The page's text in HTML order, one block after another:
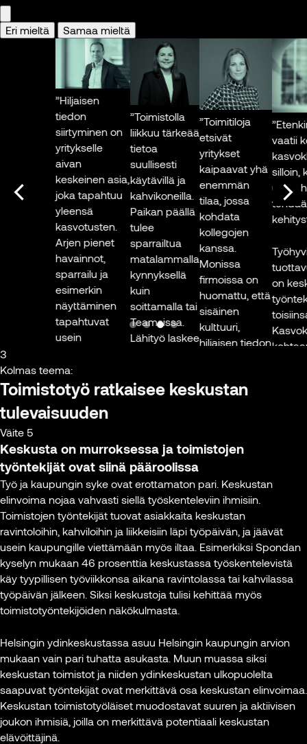
Mikkonen
yrityksen
kasvulle ja
kehitykselle,
että ollaan
myös
yhdessä
työyhteisönä.
Uuden
luomisessa
etenkin
hyödyttää,
että ollaan
yhdessä.”
Juha Äkräs
Johtamisen
asiantuntija,
Executive in
residence,
Aalto-
Kuva: Roni
Henrik
Kuva:
Eri mieltä Samaa mieltä
vaatii
silloin,
uusia
kehitystä.
on
toisiinsa.
Kuva:
”Hiljaisen
tiedon
siirtyminen on
yritykselle
aivan
keskeinen asia,
joka tapahtuu
yleensä
kasvotusten.
Arjen pienet
havainnot,
sparrailu ja
esimerkin
näyttäminen
tapahtuvat
usein
kun ihmiset
työskentelevät
yhdessä. Tämä
on erityisen
nuoremmille
työntekijöille,
jotka oppivat
kokeneemmilta
kollegoilta –
esimerkiksi
juniori-seniori-
asetelmassa.
Jos tätä ei ole
ratkaistu
hybridiajan
työssä, nuoret
saattavat
lähteä
oppimaan
muualle. Vaikka
seniorit
saattavat
kokea
”Toimistolla
liikkuu tärkeää
tietoa
suullisesti
käytävillä ja
kahvikoneilla.
Paikan päällä
tulee
sparrailtua
matalammalla
kynnyksellä
kuin
soittamalla tai
Teamsissa.
Lähityö laskee
oppimiseen
Iina
Vapaavuori
Head of
Leasing,
Sponda
Kuva: Sponda
”Toimitiloja
etsivät
yritykset
kaipaavat yhä
enemmän
tilaa, jossa
kohdata
kollegojen
kanssa.
Monissa
firmoissa on
huomattu, että
sisäinen
kulttuuri,
hiljaisen tiedon
kehittäminen
saadaan
palautettua,
tarvitaan tiloja
yhdessä
olemiseen ja
vapaaseen
työskentelyyn.”
Marianne
Hoffmann
Management,
Sponda
Kuva: Sponda
3
Kolmas teema:
Toimistotyö ratkaisee keskustan
tulevaisuuden
Väite 5
Keskusta on murroksessa ja toimistojen
työntekijät ovat siinä pääroolissa
Työ ja kaupungin syke ovat erottamaton pari. Keskustan
elinvoima nojaa vahvasti siellä työskenteleviin ihmisiin.
Toimistojen työntekijät tuovat asiakkaita keskustan
ravintoloihin, kahviloihin ja liikkeisiin läpi työpäivän, ja jäävät
usein kaupungille viettämään myös iltaa. Esimerkiksi Spondan
kyselyn mukaan 46 prosenttia keskustassa työskentelevistä
käy tyypillisen työviikkonsa aikana ravintolassa tai kahvilassa
työpäivän jälkeen. Siksi keskustoja tulisi kehittää myös
toimistotyöntekijöiden näkökulmasta.
Helsingin ydinkeskustassa asuu Helsingin kaupungin arvion
mukaan vain pari tuhatta asukasta. Muun muassa siksi
keskustan toimistot ja niiden ydinkeskustan ulkopuolelta
saapuvat työntekijät ovat merkittävä osa keskustan elinvoimaa.
Keskustan toimistotyöläiset muodostavat suuren ja aktiivisen
joukon ihmisiä, joilla on merkittävä potentiaali keskustan
elävöittäjinä.